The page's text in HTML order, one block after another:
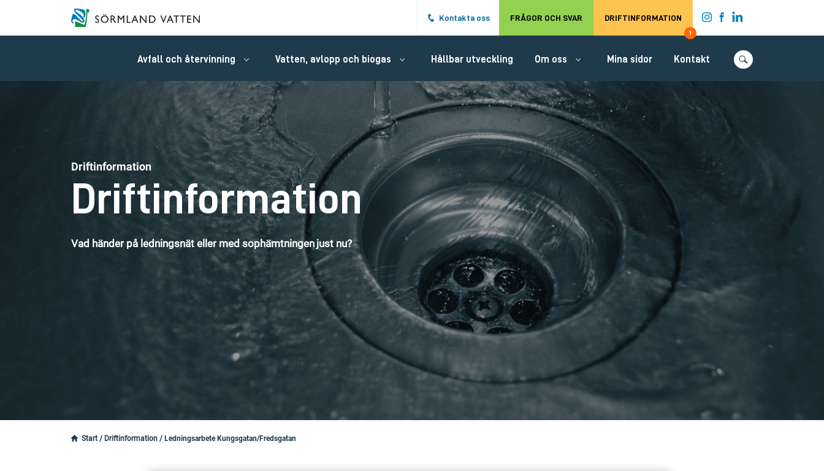
Hoppa till det huvudsakliga innehållet.
Kontakta oss FRÅGOR OCH SVAR DRIFTINFORMATION
1
Avfall och återvinning Vatten, avlopp och biogas Hållbar utveckling Om oss Mina sidor Kontakt
Driftinformation
Driftinformation
Vad händer på ledningsnät eller med sophämtningen just nu?
Start / Driftinformation / Ledningsarbete Kungsgatan/Fredsgatan